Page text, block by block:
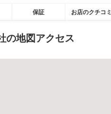
保証 お店のクチコミ
の地図アクセス